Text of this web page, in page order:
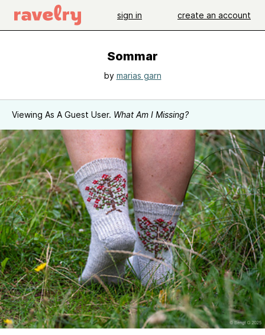
sign in create an account
Sommar
by marias garn
Viewing As A Guest User. What Am I Missing?